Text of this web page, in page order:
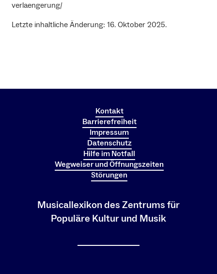
verlaengerung/
Letzte inhaltliche Änderung: 16. Oktober 2025.
Kontakt
Barrierefreiheit
Impressum
Datenschutz
Hilfe im Notfall
Wegweiser und Öffnungszeiten
Störungen
Musicallexikon des Zentrums für
Populäre Kultur und Musik